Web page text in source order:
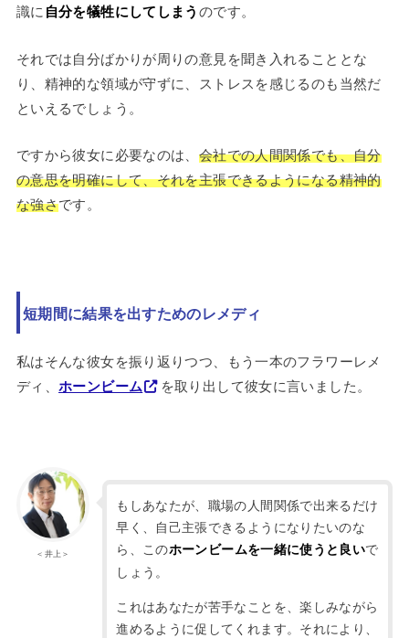
識に自分を犠牲にしてしまうのです。
それでは自分ばかりが周りの意見を聞き入れることとな
り、精神的な領域が守ずに、ストレスを感じるのも当然だ
といえるでしょう。
ですから彼女に必要なのは、 会社での人間関係でも、自分
の意思を明確にして、それを主張できるようになる精神的
な強さです。
短期間に結果を出すためのレメディ
私はそんな彼女を振り返りつつ、もう一本のフラワーレメ
ディ、ホーンビーム を取り出して彼女に言いました。
＜井上＞
もしあなたが、職場の人間関係で出来るだけ
早く、自己主張できるようになりたいのな
ら、このホーンビームを一緒に使うと良いで
しょう。
これはあなたが苦手なことを、楽しみながら
進めるように促してくれます。それにより、